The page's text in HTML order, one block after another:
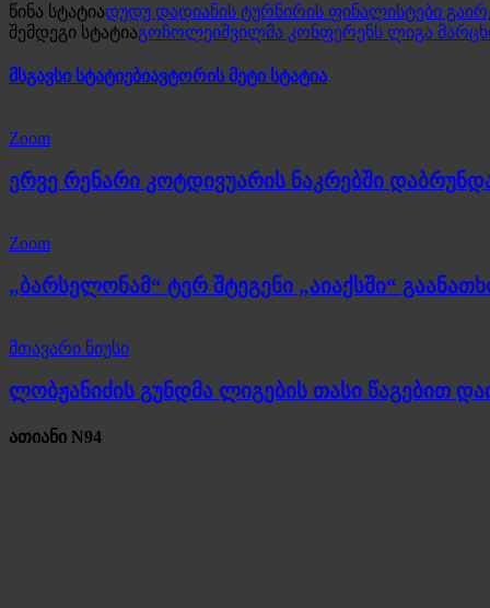
წინა სტატიადუდუ დადიანის ტურნირის ფინალისტები
შემდეგი სტატიაგოჩოლეიშვილმა კონფერენს ლიგა
მსგავსი სტატიებიავტორის მეტი სტატია
Zoom
ერვე რენარი კოტდივუარის ნაკრებში
Zoom
„ბარსელონამ“ ტერ შტეგენი „აიაქსში“
მთავარი ნიუსი
ლობჟანიძის გუნდმა ლიგების თასი წაგებით
ათიანი N94